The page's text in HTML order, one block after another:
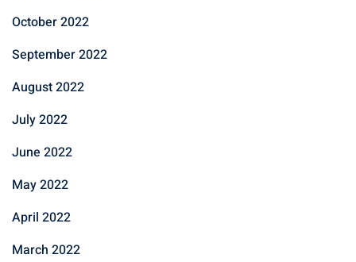
October 2022
September 2022
August 2022
July 2022
June 2022
May 2022
April 2022
March 2022